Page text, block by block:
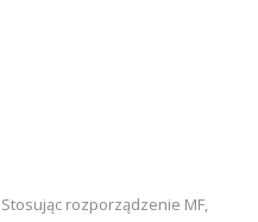
Stosując rozporządzenie MF,